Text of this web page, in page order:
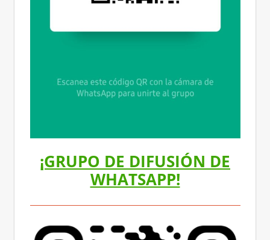
¡GRUPO DE DIFUSIÓN DE
WHATSAPP!